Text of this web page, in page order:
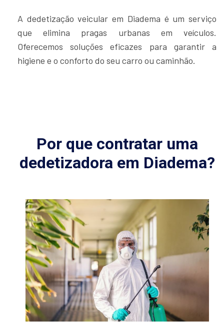
A dedetização veicular em Diadema é um serviço
que elimina pragas urbanas em veículos.
Oferecemos soluções eficazes para garantir a
higiene e o conforto do seu carro ou caminhão.
Por que contratar uma
dedetizadora em Diadema?